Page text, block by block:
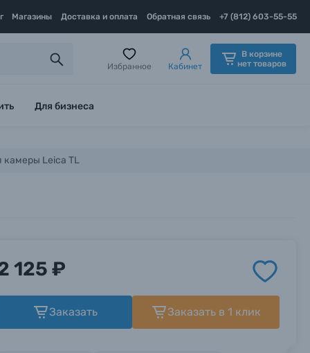
Магазины Доставка и оплата Обратная связь +7 (812) 603-55-55
Избранное Кабинет
В корзине
нет товаров
Для бизнеса
камеры Leica TL
125 ₽
Заказать Заказать в 1 клик